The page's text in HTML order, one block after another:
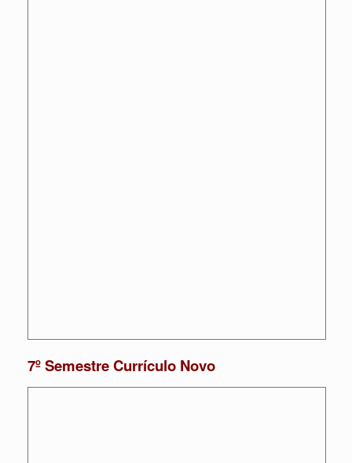
7º Semestre Currículo Novo